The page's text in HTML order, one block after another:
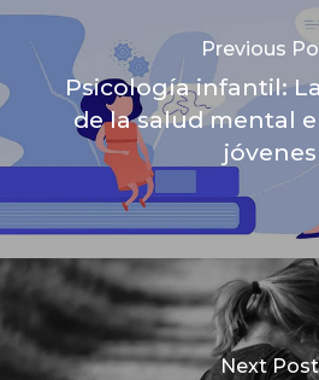
Previous
Psicología infantil:
de la salud mental
jóvenes
Next Post